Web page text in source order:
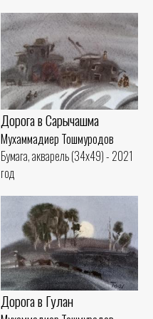
Дорога в Сарычашма
Мухаммадиер Тошмуродов
Бумага, акварель (34x49) - 2021
год
Дорога в Гулан